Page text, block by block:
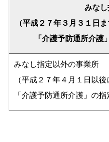
みな
（平成２７年３月３１日
「介護予防通所介護
みなし指定以外の事業所
（平成２７年４月１日以
「介護予防通所介護」の